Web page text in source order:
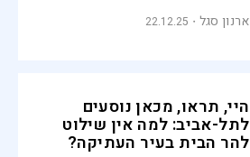
ארנון סגל 22.12.25
היי, תראו, מכאן נוסעים
לתל-אביב: למה אין שילוט
להר הבית בעיר העתיקה?